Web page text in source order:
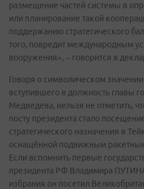
размещение частей системы в
или планирование такой
поддержанию стратегического
того, повредит международным
вооружения», – говорится в
Говоря о символическом
вступившего в должность главы
Медведева, нельзя не отметить,
посту президента стало
стратегического назначения в
оснащённой подвижным
Если вспомнить первые
президента РФ Владимира ПУТИНА
избрания он посетил